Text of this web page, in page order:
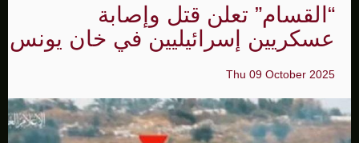
“القسام” تعلن قتل وإصابة
عسكريين إسرائيليين في خان يونس
Thu 09 October 2025